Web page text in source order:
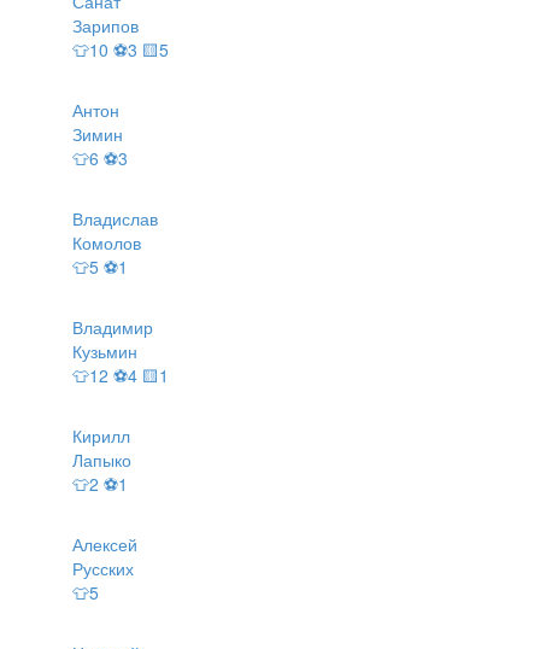
Зарипов
👕10 ⚽3 🟨5
Антон
Зимин
👕6 ⚽3
Владислав
Комолов
👕5 ⚽1
Владимир
Кузьмин
👕12 ⚽4 🟨1
Кирилл
Лапыко
👕2 ⚽1
Алексей
Русских
👕5